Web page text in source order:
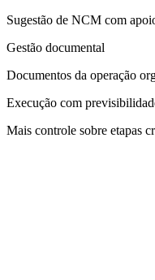
Sugestão de NCM com
Gestão documental
Documentos da operação
Execução com
Mais controle sobre etapas